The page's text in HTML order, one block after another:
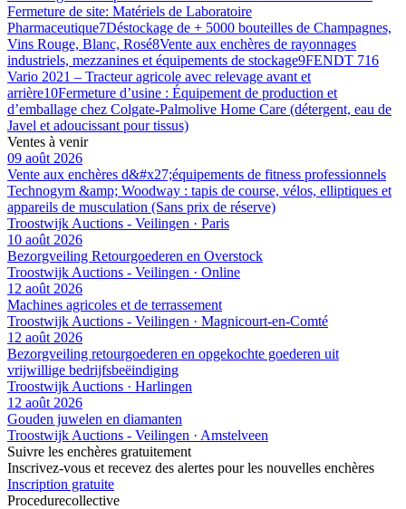
Fermeture de site: Matériels de Laboratoire
Pharmaceutique7Déstockage de + 5000 bouteilles de Champagnes,
Vins Rouge, Blanc, Rosé8Vente aux enchères de rayonnages
industriels, mezzanines et équipements de stockage9FENDT 716
Vario 2021 – Tracteur agricole avec relevage avant et
arrière10Fermeture d’usine : Équipement de production et
d’emballage chez Colgate-Palmolive Home Care (détergent, eau de
Javel et adoucissant pour tissus)
Ventes à venir
09 août 2026
Vente aux enchères d&#x27;équipements de fitness professionnels
Technogym &amp; Woodway : tapis de course, vélos, elliptiques et
appareils de musculation (Sans prix de réserve)
Troostwijk Auctions - Veilingen · Paris
10 août 2026
Bezorgveiling Retourgoederen en Overstock
Troostwijk Auctions - Veilingen · Online
12 août 2026
Machines agricoles et de terrassement
Troostwijk Auctions - Veilingen · Magnicourt-en-Comté
12 août 2026
Bezorgveiling retourgoederen en opgekochte goederen uit
vrijwillige bedrijfsbeëindiging
Troostwijk Auctions · Harlingen
12 août 2026
Gouden juwelen en diamanten
Troostwijk Auctions - Veilingen · Amstelveen
Suivre les enchères gratuitement
Inscrivez-vous et recevez des alertes pour les nouvelles enchères
Inscription gratuite
Procedurecollective